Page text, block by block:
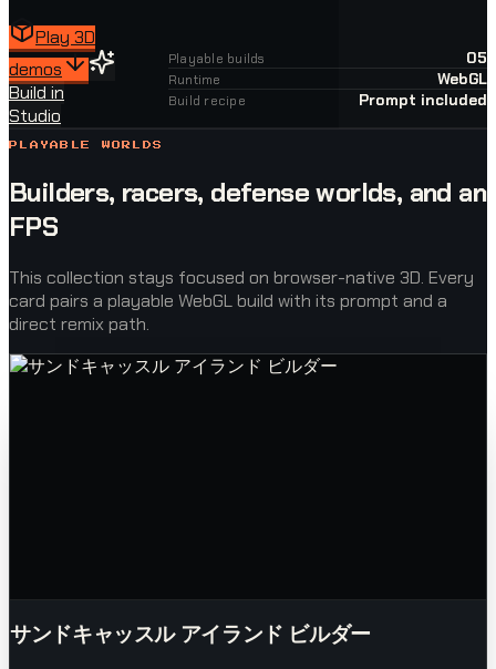
Play 3D
demos
Build in
Studio
Playable builds 05
Runtime WebGL
Build recipe Prompt included
PLAYABLE WORLDS
Builders, racers, defense worlds, and an
FPS
This collection stays focused on browser-native 3D. Every
card pairs a playable WebGL build with its prompt and a
direct remix path.
サンドキャッスル アイランド ビルダー